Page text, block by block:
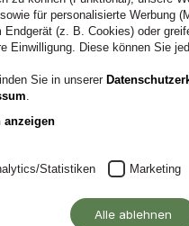
für personalisierte Werbung
Endgerät (z. B. Cookies) oder
Einwilligung. Diese können Sie
Sie in unserer
.
anzeigen
Statistiken Marketing
Alle ablehnen